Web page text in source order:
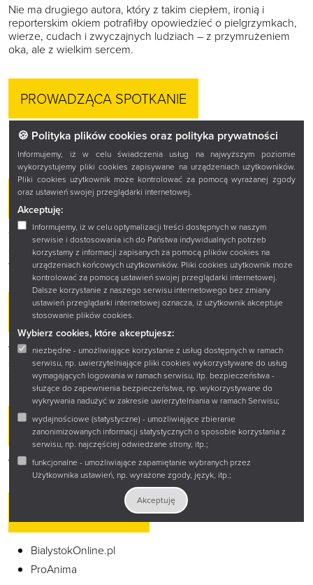
🍪 Polityka plików cookies oraz polityka prywatności
Informujemy, iż w celu świadczenia usług na najwyższym poziomie
wykorzystujemy pliki cookies zapisywane na urządzeniach użytkowników.
Pliki cookies użytkownik może kontrolować za pomocą wyrażanej zgody
oraz ustawień swojej przeglądarki internetowej.
Akceptuję:
Informujemy, iż w celu optymalizacji treści dostępnych w naszym
serwisie i dostosowania ich do Państwa indywidualnych potrzeb
korzystamy z informacji zapisanych za pomocą plików cookies na
urządzeniach końcowych użytkowników. Pliki cookies użytkownik może
kontrolować za pomocą ustawień swojej przeglądarki internetowej.
Dalsze korzystanie z naszego serwisu internetowego bez zmiany
ustawień przeglądarki internetowej oznacza, iż użytkownik akceptuje
stosowanie plików cookies.
Wybierz cookies, które akceptujesz:
niezbędne - umożliwiające korzystanie z usług dostępnych w ramach
serwisu, np. uwierzytelniające pliki cookies wykorzystywane do usług
wymagających logowania w ramach serwisu, itp. bezpieczeństwa -
służące do zapewnienia bezpieczeństwa, np. wykorzystywane do
wykrywania nadużyć w zakresie uwierzytelniania w ramach Serwisu;
wydajnościowe (statystyczne) - umożliwiające zbieranie
zanonimizowanych informacji statystycznych o sposobie korzystania z
serwisu, np. najczęściej odwiedzane strony, itp.;
funkcjonalne - umożliwiające zapamiętanie wybranych przez
Użytkownika ustawień, np. wyrażone zgody, język, itp.;
Akceptuję
Nie ma drugiego autora, który z takim ciepłem, ironią i
reporterskim okiem potrafiłby opowiedzieć o pielgrzymkach,
wierze, cudach i zwyczajnych ludziach – z przymrużeniem
oka, ale z wielkim sercem.
PROWADZĄCA SPOTKANIE
Spotkanie poprowadzi niezrównanaDorota Sokołowska
Polskiego Radia Białystok.
ROZMOWA O DRODZE
To będzie rozmowa o drodze – tej na piechotę, ale i tej
duchowej. O śmiechu, który ratuje, i o opowieściach, które
łączą ludzi bardziej niż niejedna msza.
KARTA LITERACKA
W ramach spotkania będzie można zdobyć pieczątkę na
swojej Karcie Literackiej lub dołączyć do naszej czytelniczej
zabawy!
ZAPROSZENIE
Wstęp wolny– przyjdź i pozwól, by ta opowieść Cię porwała!
PATRONI MEDIALNI
BialystokOnline.pl
ProAnima